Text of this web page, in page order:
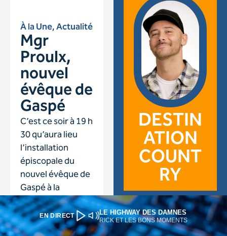
EN DIRECT LE HIGHWAY DES DAMNES
RICK ET LES BONS MOMENTS